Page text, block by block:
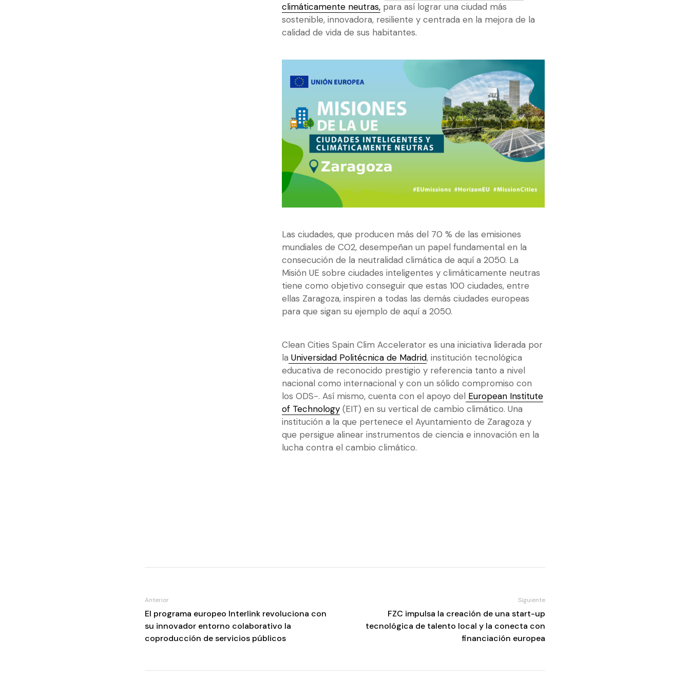
climáticamente neutras,para así lograr una ciudad más
sostenible, innovadora, resiliente y centrada en la mejora de la
calidad de vida de sus habitantes.
Las ciudades, que producen más del 70 % de las emisiones
mundiales de CO2, desempeñan un papel fundamental en la
consecución de la neutralidad climática de aquí a 2050. La
Misión UE sobre ciudades inteligentes y climáticamente neutras
tiene como objetivo conseguir que estas 100 ciudades, entre
ellas Zaragoza, inspiren a todas las demás ciudades europeas
para que sigan su ejemplo de aquí a 2050.
Clean Cities Spain Clim Accelerator es una iniciativa liderada por
la Universidad Politécnica de Madrid, institución tecnológica
educativa de reconocido prestigio y referencia tanto a nivel
nacional como internacional y con un sólido compromiso con
los ODS-. Así mismo, cuenta con el apoyo del European Institute
of Technology(EIT) en su vertical de cambio climático. Una
institución a la que pertenece el Ayuntamiento de Zaragoza y
que persigue alinear instrumentos de ciencia e innovación en la
lucha contra el cambio climático.
Anterior
El programa europeo Interlink revoluciona con
su innovador entorno colaborativo la
coproducción de servicios públicos
Siguiente
FZC impulsa la creación de una start-up
tecnológica de talento local y la conecta con
financiación europea